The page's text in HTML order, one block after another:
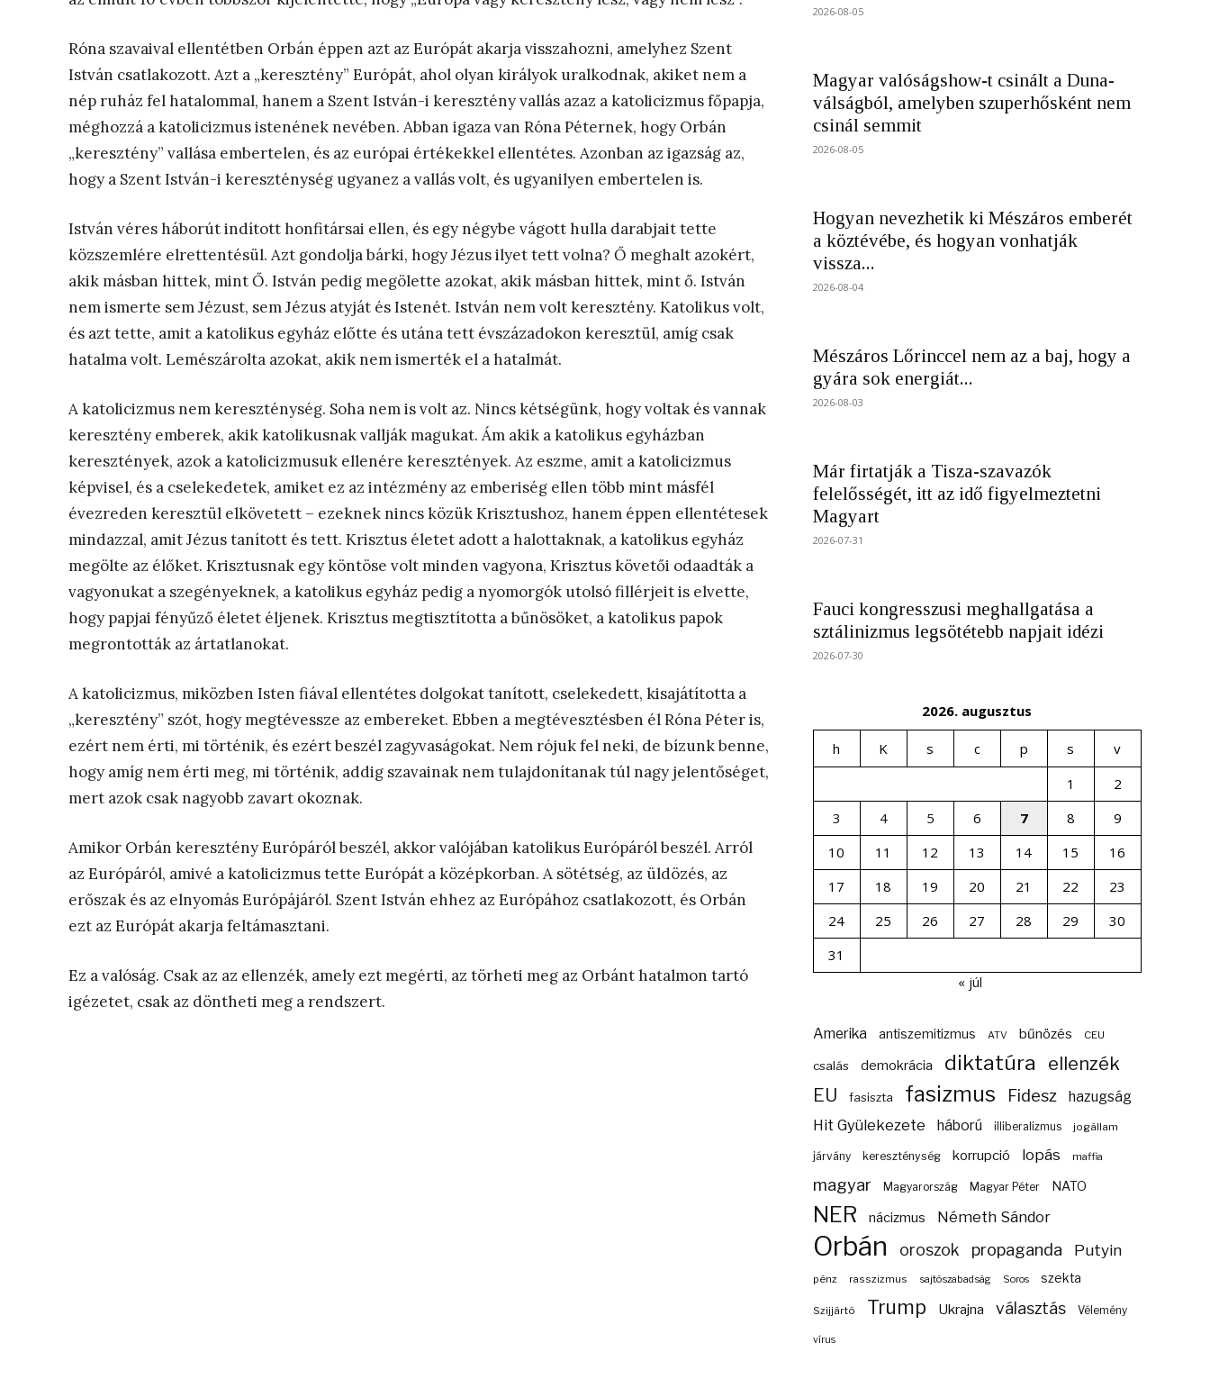
Róna szavaival ellentétben Orbán éppen azt az Európát akarja visszahozni, amelyhez Szent
István csatlakozott. Azt a „keresztény” Európát, ahol olyan királyok uralkodnak, akiket nem a
nép ruház fel hatalommal, hanem a Szent István-i keresztény vallás azaz a katolicizmus főpapja,
méghozzá a katolicizmus istenének nevében. Abban igaza van Róna Péternek, hogy Orbán
„keresztény” vallása embertelen, és az európai értékekkel ellentétes. Azonban az igazság az,
hogy a Szent István-i kereszténység ugyanez a vallás volt, és ugyanilyen embertelen is.
István véres háborút indított honfitársai ellen, és egy négybe vágott hulla darabjait tette
közszemlére elrettentésül. Azt gondolja bárki, hogy Jézus ilyet tett volna? Ő meghalt azokért,
akik másban hittek, mint Ő. István pedig megölette azokat, akik másban hittek, mint ő. István
nem ismerte sem Jézust, sem Jézus atyját és Istenét. István nem volt keresztény. Katolikus volt,
és azt tette, amit a katolikus egyház előtte és utána tett évszázadokon keresztül, amíg csak
hatalma volt. Lemészárolta azokat, akik nem ismerték el a hatalmát.
A katolicizmus nem kereszténység. Soha nem is volt az. Nincs kétségünk, hogy voltak és vannak
keresztény emberek, akik katolikusnak vallják magukat. Ám akik a katolikus egyházban
keresztények, azok a katolicizmusuk ellenére keresztények. Az eszme, amit a katolicizmus
képvisel, és a cselekedetek, amiket ez az intézmény az emberiség ellen több mint másfél
évezreden keresztül elkövetett – ezeknek nincs közük Krisztushoz, hanem éppen ellentétesek
mindazzal, amit Jézus tanított és tett. Krisztus életet adott a halottaknak, a katolikus egyház
megölte az élőket. Krisztusnak egy köntöse volt minden vagyona, Krisztus követői odaadták a
vagyonukat a szegényeknek, a katolikus egyház pedig a nyomorgók utolsó fillérjeit is elvette,
hogy papjai fényűző életet éljenek. Krisztus megtisztította a bűnösöket, a katolikus papok
megrontották az ártatlanokat.
A katolicizmus, miközben Isten fiával ellentétes dolgokat tanított, cselekedett, kisajátította a
„keresztény” szót, hogy megtévessze az embereket. Ebben a megtévesztésben él Róna Péter is,
ezért nem érti, mi történik, és ezért beszél zagyvaságokat. Nem rójuk fel neki, de bízunk benne,
hogy amíg nem érti meg, mi történik, addig szavainak nem tulajdonítanak túl nagy jelentőséget,
mert azok csak nagyobb zavart okoznak.
Amikor Orbán keresztény Európáról beszél, akkor valójában katolikus Európáról beszél. Arról
az Európáról, amivé a katolicizmus tette Európát a középkorban. A sötétség, az üldözés, az
erőszak és az elnyomás Európájáról. Szent István ehhez az Európához csatlakozott, és Orbán
ezt az Európát akarja feltámasztani.
Ez a valóság. Csak az az ellenzék, amely ezt megérti, az törheti meg az Orbánt hatalmon tartó
igézetet, csak az döntheti meg a rendszert.
2026-08-05
Magyar valóságshow-t csinált a Duna-
válságból, amelyben szuperhősként nem
csinál semmit
2026-08-05
Hogyan nevezhetik ki Mészáros emberét
a köztévébe, és hogyan vonhatják
vissza...
2026-08-04
Mészáros Lőrinccel nem az a baj, hogy a
gyára sok energiát...
2026-08-03
Már firtatják a Tisza-szavazók
felelősségét, itt az idő figyelmeztetni
Magyart
2026-07-31
Fauci kongresszusi meghallgatása a
sztálinizmus legsötétebb napjait idézi
2026-07-30
2026. augusztus
h K s c p s
v
1
2
3
4 5 6 7 8
9
10
11 12 13 14 15
16
17
18 19 20 21 22
23
24
25 26 27 28 29
30
31
« júl
Amerika antiszemitizmus ATV bűnözés CEU
csalás demokrácia diktatúra ellenzék
EU fasiszta fasizmus Fidesz hazugság
Hit Gyülekezete háború illiberalizmus jogállam
járvány kereszténység korrupció lopás maffia
magyar Magyarország Magyar Péter NATO
NER nácizmus Németh Sándor
Orbán oroszok propaganda Putyin
pénz rasszizmus sajtószabadság Soros szekta
Szijjártó Trump Ukrajna választás Vélemény
vírus